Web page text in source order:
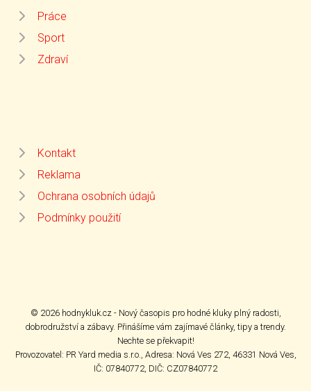
Práce
Sport
Zdraví
Kontakt
Reklama
Ochrana osobních údajů
Podmínky použití
© 2026 hodnykluk.cz - Nový časopis pro hodné kluky plný radosti,
dobrodružství a zábavy. Přinášíme vám zajímavé články, tipy a trendy.
Nechte se překvapit!
Provozovatel: PR Yard media s.r.o., Adresa: Nová Ves 272, 46331 Nová Ves,
IČ: 07840772, DIČ: CZ07840772